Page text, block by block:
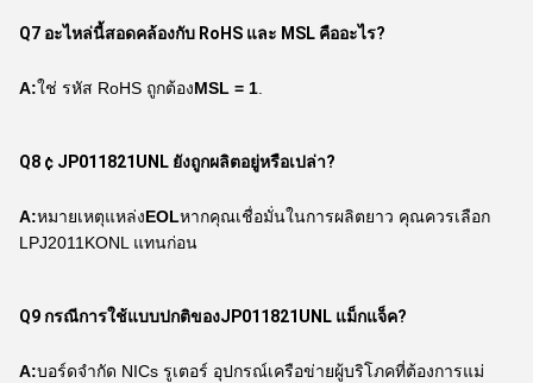
Q7 อะไหล่นี้สอดคล้องกับ RoHS และ MSL คืออะไร?
A:ใช่ รหัส RoHS ถูกต้องMSL = 1
Q8 ¢ JP011821UNL ยังถูกผลิตอยู่หรือเปล่า?
A:หมายเหตุแหล่งEOLหากคุณเชื่อมั่นในการผลิตยาว คุณควรเลือก
LPJ2011KONL แทนก่อน
Q9 กรณีการใช้แบบปกติของJP011821UNL แม็กแจ็ค?
A:บอร์ดจํากัด NICs รูเตอร์ อุปกรณ์เครือข่ายผู้บริโภคที่ต้องการแม่